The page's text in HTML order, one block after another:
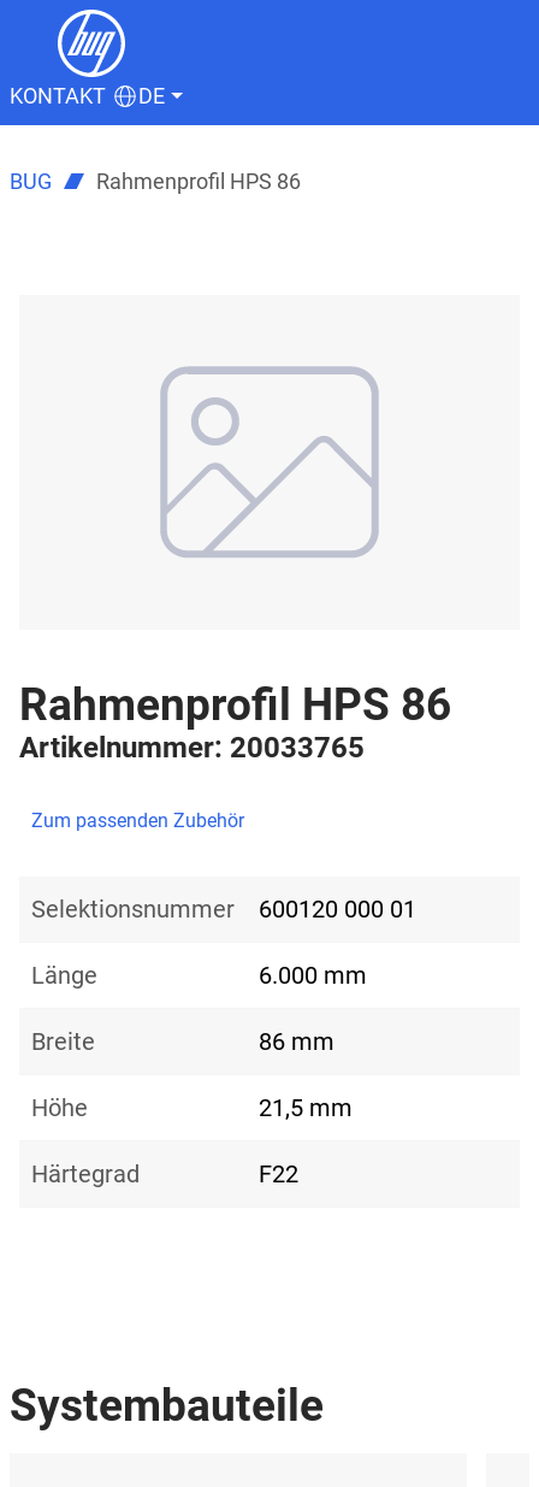
KONTAKT DE
BUG Rahmenprofil HPS 86
Rahmenprofil HPS 86
Artikelnummer: 20033765
Zum passenden Zubehör
Selektionsnummer 600120 000 01
Länge 6.000 mm
Breite 86 mm
Höhe 21,5 mm
Härtegrad F22
Systembauteile